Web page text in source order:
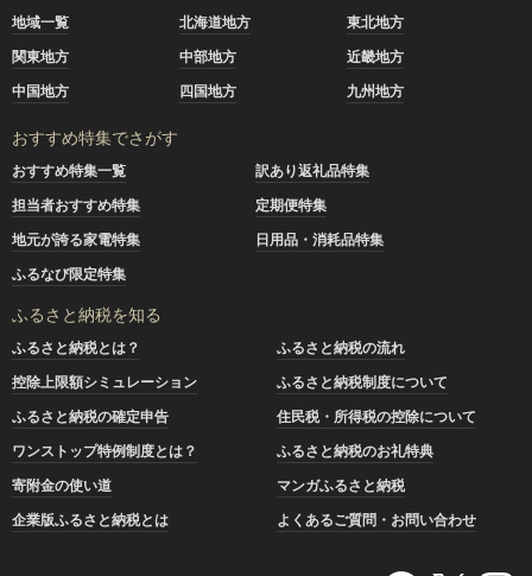
地域一覧 北海道地方
東北地方
関東地方
中部地方
近畿地方
中国地方
四国地方 九州地方
おすすめ特集でさがす
おすすめ特集一覧
訳あり返礼品特集
担当者おすすめ特集
定期便特集
地元が誇る家電特集
日用品・消耗品特集
ふるなび限定特集
ふるさと納税を知る
ふるさと納税とは？
ふるさと納税の流れ
控除上限額シミュレーション
ふるさと納税制度について
ふるさと納税の確定申告
住民税・所得税の控除について
ワンストップ特例制度とは？
ふるさと納税のお礼特典
寄附金の使い道
マンガふるさと納税
企業版ふるさと納税とは
よくあるご質問・お問い合わせ